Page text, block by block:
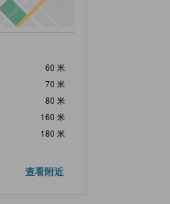
60 米
70 米
80 米
160 米
180 米
查看附近